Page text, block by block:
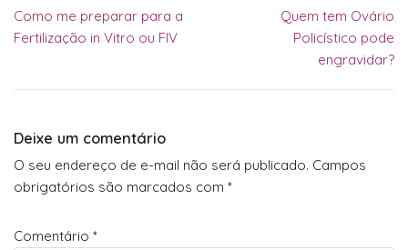
Como me preparar para a
Fertilização in Vitro ou FIV
Quem tem Ovário
Policístico pode
engravidar?
Deixe um comentário
O seu endereço de e-mail não será publicado. Campos
obrigatórios são marcados com *
Comentário *